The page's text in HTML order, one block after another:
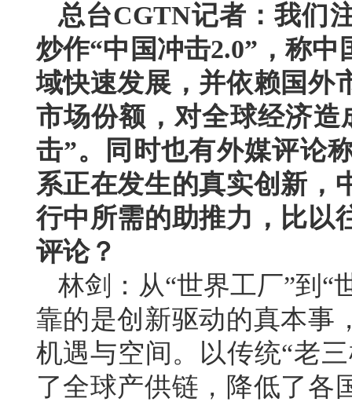
总台CGTN记者：我们
炒作“中国冲击2.0”，称
域快速发展，并依赖国外
市场份额，对全球经济
击”。同时也有外媒评论
系正在发生的真实创新，
行中所需的助推力，比以
评论？
林剑：从“世界工厂”到“
靠的是创新驱动的真本事
机遇与空间。以传统“老
了全球产供链，降低了各